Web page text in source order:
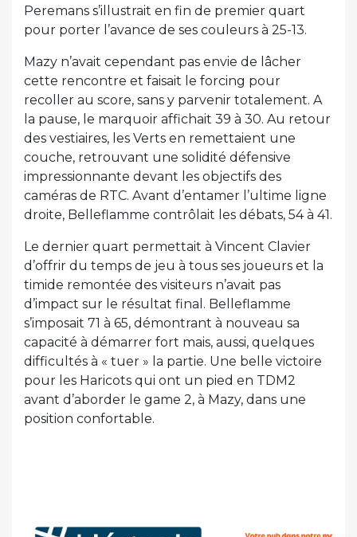
Peremans s’illustrait en fin de premier quart
pour porter l’avance de ses couleurs à 25-13.
Mazy n’avait cependant pas envie de lâcher
cette rencontre et faisait le forcing pour
recoller au score, sans y parvenir totalement. A
la pause, le marquoir affichait 39 à 30. Au retour
des vestiaires, les Verts en remettaient une
couche, retrouvant une solidité défensive
impressionnante devant les objectifs des
caméras de RTC. Avant d’entamer l’ultime ligne
droite, Belleflamme contrôlait les débats, 54 à 41.
Le dernier quart permettait à Vincent Clavier
d’offrir du temps de jeu à tous ses joueurs et la
timide remontée des visiteurs n’avait pas
d’impact sur le résultat final. Belleflamme
s’imposait 71 à 65, démontrant à nouveau sa
capacité à démarrer fort mais, aussi, quelques
difficultés à « tuer » la partie. Une belle victoire
pour les Haricots qui ont un pied en TDM2
avant d’aborder le game 2, à Mazy, dans une
position confortable.